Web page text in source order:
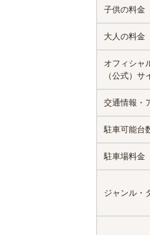
子供の料金
大人の料金
オフィシャ
（公式）サ
交通情報・
駐車可能台
駐車場料金
ジャンル・